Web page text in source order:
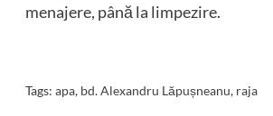
menajere, până la limpezire.
Tags: apa, bd. Alexandru Lăpușneanu, raja